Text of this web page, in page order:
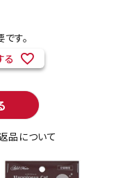
す。
る
品について